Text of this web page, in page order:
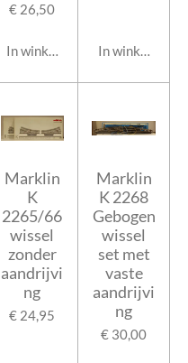
€ 26,50
In winkelwagen In
Marklin
K
2265/66
wissel
zonder
aandrijvi
ng
€ 24,95
Marklin
K 2268
Gebogen
wissel
set met
vaste
aandrijvi
ng
€ 30,00